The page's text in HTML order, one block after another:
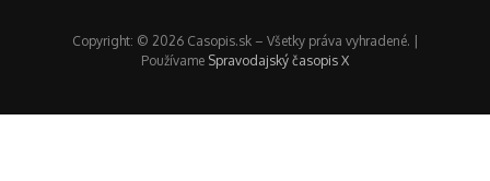
Copyright: © 2026 Casopis.sk – Všetky práva vyhradené. |
Používame Spravodajský časopis X